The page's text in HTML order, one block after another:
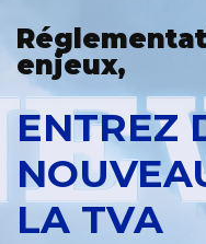
enjeux,
ENTREZ
LA TVA